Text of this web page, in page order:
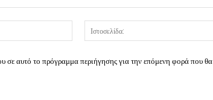
Email:*
σε αυτό το πρόγραμμα περιήγησης για την επόμενη φορά που θα